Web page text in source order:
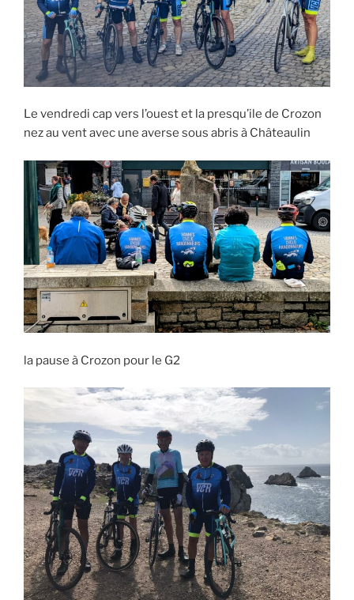
Le vendredi cap vers l’ouest et la presqu’ile de Crozon
nez au vent avec une averse sous abris à Châteaulin
la pause à Crozon pour le G2